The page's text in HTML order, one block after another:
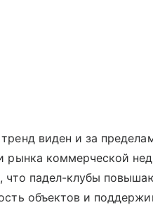
виден и за
рынка коммерческой
что падел-клубы
объектов и